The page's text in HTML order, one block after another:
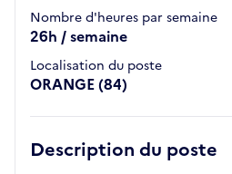
Nombre d'heures par semaine
26h / semaine
Localisation du poste
ORANGE (84)
Description du poste